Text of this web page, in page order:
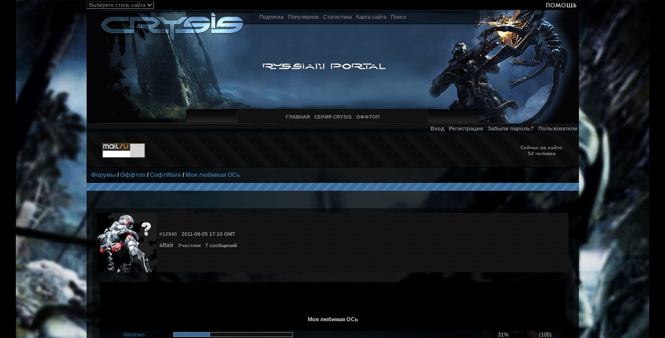
Подписка Популярное Статистика Карта сайта Поиск
ГЛАВНАЯ СЕРИЯ CRYSIS ОФФТОП
Вход Регистрация Забыли пароль? Пользователи
Сейчас на сайте:
54 человек
Форумы/Оффтоп/СофтWare/ Моя любимая ОСь
#12940 2011-08-05 17:10 GMT
altair Участник7 сообщений